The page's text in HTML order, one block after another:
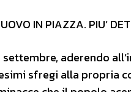
IN PIAZZA. PIU’
aderendo
sfregi alla propria